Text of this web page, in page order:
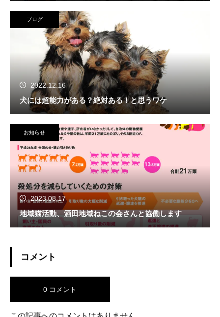
ブログ
2022.12.16
犬には超能力がある？絶対ある！と思うワケ
お知らせ
2023.08.17
地域猫活動、酒田地域ねこの会さんと協働します
コメント
0 コメント